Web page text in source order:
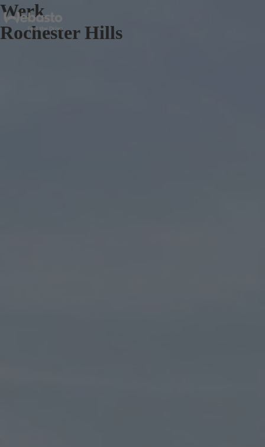
Werk
Rochester Hills